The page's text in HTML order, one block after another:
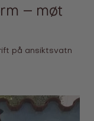
– møt
på ansiktsvatn